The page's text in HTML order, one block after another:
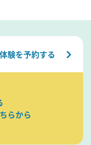
験を予約する
らから